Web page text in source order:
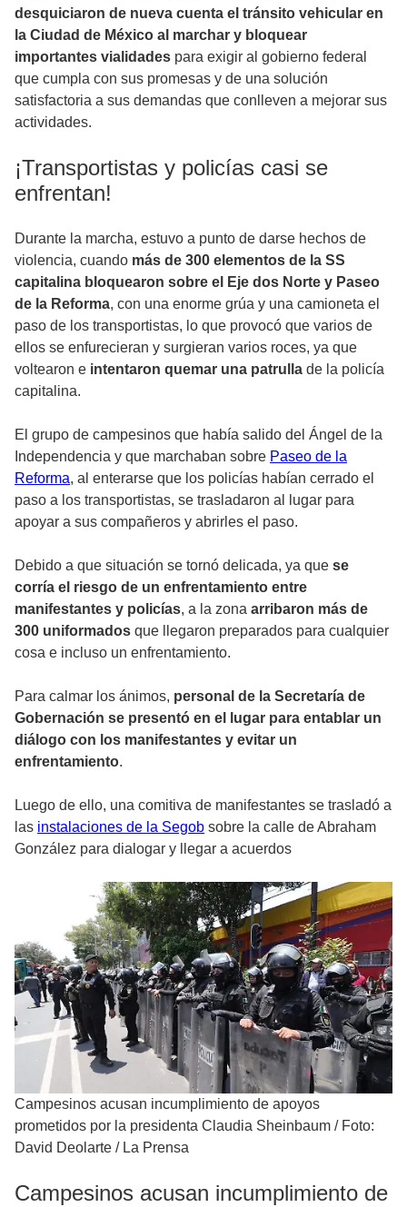
desquiciaron de nueva cuenta el tránsito vehicular en
la Ciudad de México al marchar y bloquear
importantes vialidades para exigir al gobierno federal
que cumpla con sus promesas y de una solución
satisfactoria a sus demandas que conlleven a mejorar sus
actividades.
¡Transportistas y policías casi se
enfrentan!
Durante la marcha, estuvo a punto de darse hechos de
violencia, cuando más de 300 elementos de la SS
capitalina bloquearon sobre el Eje dos Norte y Paseo
de la Reforma, con una enorme grúa y una camioneta el
paso de los transportistas, lo que provocó que varios de
ellos se enfurecieran y surgieran varios roces, ya que
voltearon e intentaron quemar una patrulla de la policía
capitalina.
El grupo de campesinos que había salido del Ángel de la
Independencia y que marchaban sobre Paseo de la
Reforma, al enterarse que los policías habían cerrado el
paso a los transportistas, se trasladaron al lugar para
apoyar a sus compañeros y abrirles el paso.
Debido a que situación se tornó delicada, ya que se
corría el riesgo de un enfrentamiento entre
manifestantes y policías, a la zona arribaron más de
300 uniformados que llegaron preparados para cualquier
cosa e incluso un enfrentamiento.
Para calmar los ánimos, personal de la Secretaría de
Gobernación se presentó en el lugar para entablar un
diálogo con los manifestantes y evitar un
enfrentamiento.
Luego de ello, una comitiva de manifestantes se trasladó a
las instalaciones de la Segob sobre la calle de Abraham
González para dialogar y llegar a acuerdos
Campesinos acusan incumplimiento de apoyos
prometidos por la presidenta Claudia Sheinbaum / Foto:
David Deolarte / La Prensa
Campesinos acusan incumplimiento de